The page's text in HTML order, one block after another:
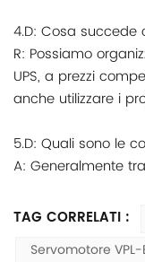
4.D: Cosa succede
R: Possiamo
UPS, a prezzi
anche utilizzare i
5.D: Quali sono le
A: Generalmente
TAG CORRELATI :
Servomotore VPL-